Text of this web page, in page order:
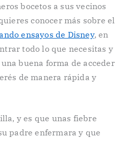
bocetos a sus vecinos
conocer más sobre el
ensayos de Disney, en
todo lo que necesitas y
buena forma de acceder
de manera rápida y
y es que unas fiebre
padre enfermara y que